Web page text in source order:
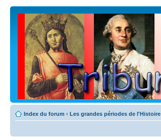
Index du forum ‹ Les grandes périodes de l'Histoire